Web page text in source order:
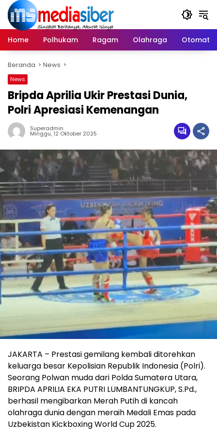
Langsung
konten
Home
Polhukam Ragam Olahraga Otomatif
Beranda News
News
Bripda Aprilia Ukir Prestasi Dunia,
Polri Apresiasi Kemenangan
Superadmin
Minggu, 12 Oktober 2025
JAKARTA – Prestasi gemilang kembali ditorehkan
keluarga besar Kepolisian Republik Indonesia (Polri).
Seorang Polwan muda dari Polda Sumatera Utara,
BRIPDA APRILIA EKA PUTRI LUMBANTUNGKUP, S.Pd.,
berhasil mengibarkan Merah Putih di kancah
olahraga dunia dengan meraih Medali Emas pada
Uzbekistan Kickboxing World Cup 2025.